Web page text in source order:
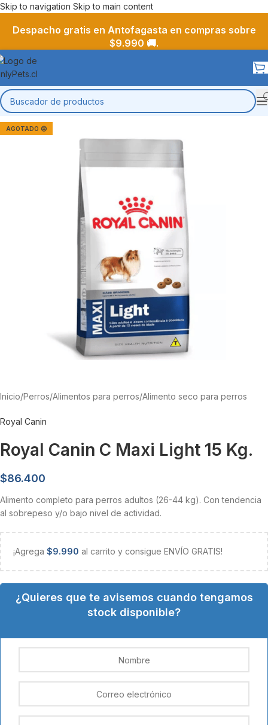
Skip to navigation Skip to main content
Despacho gratis en Antofagasta en compras sobre
$9.990 🚚.
AGOTADO 😔
Inicio/Perros/Alimentos para perros/Alimento seco para perros
Royal Canin
Royal Canin C Maxi Light 15 Kg.
$86.400
Alimento completo para perros adultos (26-44 kg). Con tendencia
al sobrepeso y/o bajo nivel de actividad.
¡Agrega $9.990 al carrito y consigue ENVÍO GRATIS!
¿Quieres que te avisemos cuando tengamos
stock disponible?